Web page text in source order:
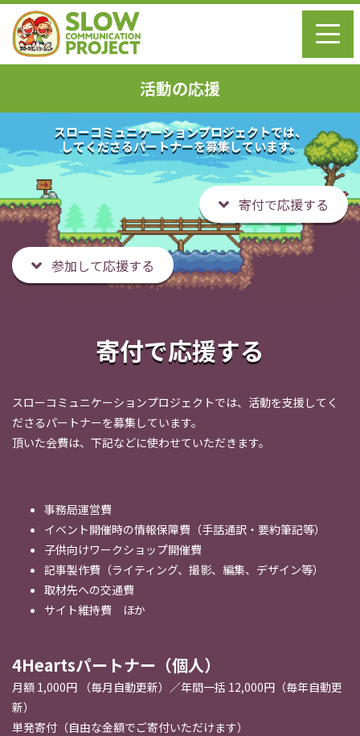
活動の応援
スローコミュニケーションプロジェクトでは、
してくださるパートナーを募集しています。
寄付で応援する
参加して応援する
寄付で応援する
スローコミュニケーションプロジェクトでは、活動を支援してく
ださるパートナーを募集しています。
頂いた会費は、下記などに使わせていただきます。
事務局運営費
イベント開催時の情報保障費（手話通訳・要約筆記等）
子供向けワークショップ開催費
記事製作費（ライティング、撮影、編集、デザイン等）
取材先への交通費
サイト維持費 ほか
4Heartsパートナー（個人）
月額 1,000円 （毎月自動更新）／年間一括 12,000円（毎年自動更
新）
単発寄付（自由な金額でご寄付いただけます）